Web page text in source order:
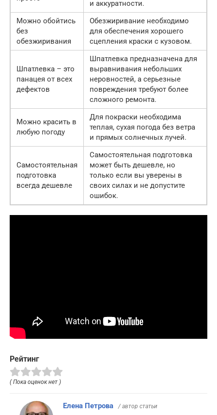
и аккуратности.
Можно обойтись
без
обезжиривания
Обезжиривание необходимо
для обеспечения хорошего
сцепления краски с кузовом.
Шпатлевка – это
панацея от всех
дефектов
Шпатлевка предназначена для
выравнивания небольших
неровностей, а серьезные
повреждения требуют более
сложного ремонта.
Можно красить в
любую погоду
Для покраски необходима
теплая, сухая погода без ветра
и прямых солнечных лучей.
Самостоятельная
подготовка
всегда дешевле
Самостоятельная подготовка
может быть дешевле, но
только если вы уверены в
своих силах и не допустите
ошибок.
Рейтинг
( Пока оценок нет )
Елена Петрова / автор статьи